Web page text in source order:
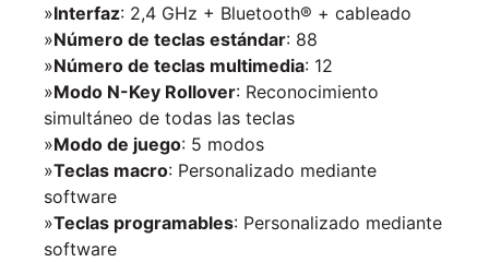
»Interfaz: 2,4 GHz + Bluetooth® + cableado
»Número de teclas estándar: 88
»Número de teclas multimedia: 12
»Modo N-Key Rollover: Reconocimiento
simultáneo de todas las teclas
»Modo de juego: 5 modos
»Teclas macro: Personalizado mediante
software
»Teclas programables: Personalizado mediante
software